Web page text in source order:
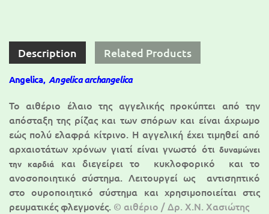
Description Related Products
Angelica,Angelica archangelica
Το αιθέριο έλαιο της αγγελικής προκύπτει από την
απόσταξη της ρίζας και των σπόρων και είναι άχρωμο
εώς πολύ ελαφρά κίτρινο. Η αγγελική έχει τιμηθεί από
αρχαιοτάτων χρόνων γιατί είναι γνωστό ότι δυναμώνει
την καρδιά
και διεγείρει το κυκλοφορικό και το
ανοσοποιητικό σύστημα. Λειτουργεί ως αντισηπτικό
στο ουροποιητικό σύστημα και χρησιμοποιείται στις
ρευματικές φλεγμονές. © αιθέριο / Δρ. Χ.Ν. Χασιώτης